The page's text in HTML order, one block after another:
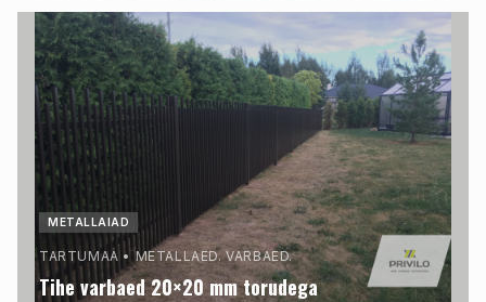
METALLAIAD
TARTUMAA •METALLAED. VARBAED.
Tihe varbaed 20×20 mm torudega